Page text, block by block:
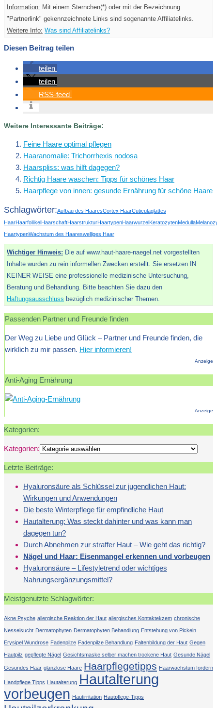
Information: Mit einem Sternchen(*) oder mit der Bezeichnung
"Partnerlink" gekennzeichnete Links sind sogenannte Affiliatelinks.
Weitere Info: Was sind Affiliatelinks?
Diesen Beitrag teilen
teilen
teilen
RSS-feed
Weitere Interessante Beiträge:
Feine Haare optimal pflegen
Haaranomalie: Trichorrhexis nodosa
Haarspliss: was hilft dagegen?
Richtig Haare waschen: Tipps für schönes Haar
Haarpflege von innen: gesunde Ernährung für schöne Haare
Schlagwörter:Aufbau des HaaresCortex HaarCuticulaglattes
HaarHaarfollikelHaarschaftHaarstrukturHaartypenHaarwurzelKeratozytenMedulla
HaartypenWachstum des Haareswelliges Haar
Wichtiger Hinweis: Die auf www.haut-haare-naegel.net vorgestellten
Inhalte wurden zu rein informellen Zwecken erstellt. Sie ersetzen IN
KEINER WEISE eine professionelle medizinische Untersuchung,
Beratung und Behandlung. Bitte beachten Sie dazu den
Haftungsausschluss bezüglich medizinischer Themen.
Passenden Partner und Freunde finden
Der Weg zu Liebe und Glück – Partner und Freunde finden, die
wirklich zu mir passen. Hier informieren!
Anzeige
Anti-Aging Ernährung
Anzeige
Kategorien:
Kategorien:
Letzte Beiträge:
Hyaluronsäure als Schlüssel zur jugendlichen Haut:
Wirkungen und Anwendungen
Die beste Winterpflege für empfindliche Haut
Hautalterung: Was steckt dahinter und was kann man
dagegen tun?
Durch Abnehmen zur straffer Haut – Wie geht das richtig?
Nägel und Haar: Eisenmangel erkennen und vorbeugen
Hyaluronsäure – Lifestyletrend oder wichtiges
Nahrungsergänzungsmittel?
Meistgenutzte Schlagwörter:
Akne Psyche allergische Reaktion der Haut allergisches Kontaktekzem chronische
Nesselsucht Dermatophyten Dermatophyten Behandlung Entstehung von Pickeln
Erysipel Wundrose Fadenpilze Fadenpilze Behandlung Faltenbildung der Haut Gegen
Hautpilz gepflegte Nägel Gesichtsmaske selber machen trockene Haut Gesunde Nägel
Gesundes Haar glanzlose Haare Haarpflegetipps Haarwachstum fördern
Handpflege Tipps Hautalterung Hautalterung
vorbeugen Hautirritation Hautpflege-Tipps